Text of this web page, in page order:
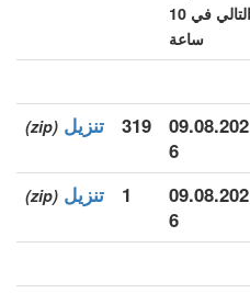
التالي في 10
ساعة
09.08.202
6
319 تنزيل (zip)
09.08.202
6
1 تنزيل (zip)